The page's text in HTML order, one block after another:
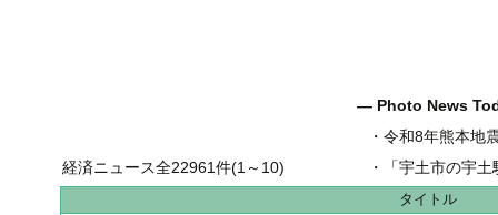
― Photo News
・令和8年熊本地
・
「宇土市の宇土駅前
経済ニュース全22961件(1～10)
タイトル